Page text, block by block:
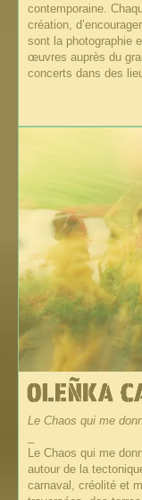
contemporaine.
création,
sont la photographie
œuvres auprès du
concerts dans des
Le Chaos qui me
Le Chaos qui me
autour de la
carnaval, créolité et